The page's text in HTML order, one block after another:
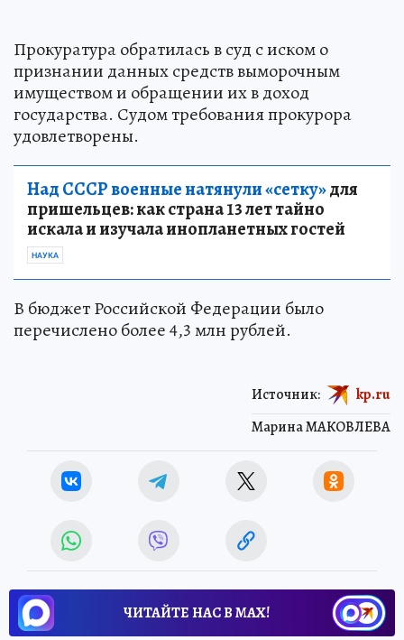
Прокуратура обратилась в суд с иском о
признании данных средств выморочным
имуществом и обращении их в доход
государства. Судом требования прокурора
удовлетворены.
Над СССР военные натянули «сетку»для
пришельцев: как страна 13 лет тайно
искала и изучала инопланетных гостей
НАУКА
В бюджет Российской Федерации было
перечислено более 4,3 млн рублей.
Марина МАКОВЛЕВА
Источник: kp.ru
ЧИТАЙТЕ НАС В МАХ!